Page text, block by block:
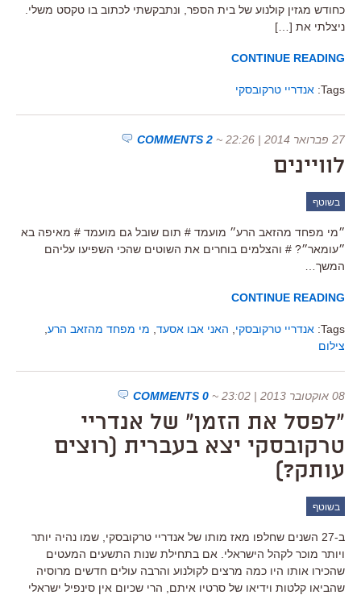
כחודש מגזין קולנוע של בית הספר, ונתבקשתי לכתוב בו טקסט משלי.
ניצלתי את […]
CONTINUE READING
Tags: אנדריי טרקובסקי
27 פברואר 2014 | 22:26 ~
2 COMMENTS
לוויינים
בשוטף
״מי מפחד מהזאב הרע״ מועמד # תום שובל גם מועמד # מאיפה בא
״עומאר״? # והצלמים בוחרים את השוטים שהכי השפיעו עליהם
המשך…
CONTINUE READING
Tags: אנדריי טרקובסקי האני אבו אסעד מי מפחד מהזאב הרע
צילום
08 אוקטובר 2013 | 23:02 ~
0 COMMENTS
"לפסל את הזמן" של אנדריי
טרקובסקי יצא בעברית (רוצים
עותק?)
בשוטף
ב-27 השנים שחלפו מאז מותו של אנדריי טרקובסקי, שמו נהיה יותר
ויותר מוכר לקהל הישראלי. אם בתחילת שנות התשעים המעטים
שהכירו אותו היו כמה מרצים לקולנוע והרבה עולים חדשים מרוסיה
שהביאו קלטות וידיאו של סרטיו איתם, הרי שכיום אין סינפיל ישראלי